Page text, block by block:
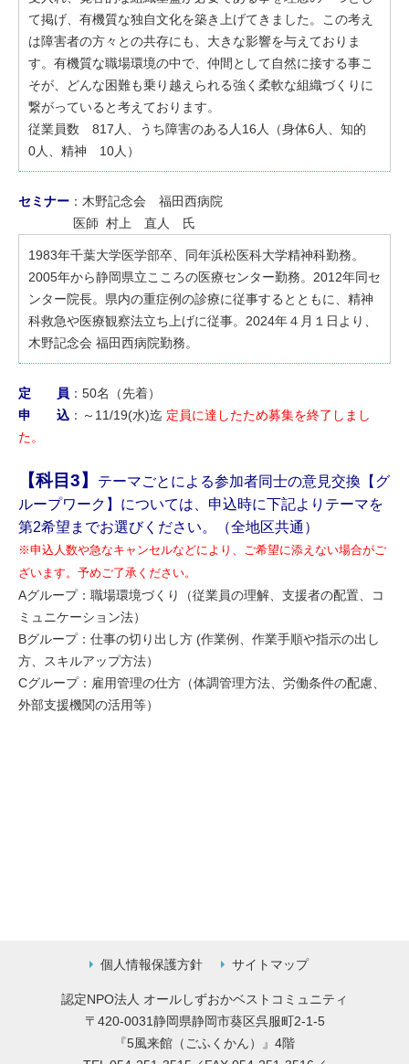
て掲げ、有機質な独自文化を築き上げてきました。この考え
は障害者の方々との共存にも、大きな影響を与えておりま
す。有機質な職場環境の中で、仲間として自然に接する事こ
そが、どんな困難も乗り越えられる強く柔軟な組織づくりに
繋がっていると考えております。
従業員数 817人、うち障害のある人16人（身体6人、知的
0人、精神 10人）
セミナー ：木野記念会 福田西病院
医師 村上 直人 氏
1983年千葉大学医学部卒、同年浜松医科大学精神科勤務。
2005年から静岡県立こころの医療センター勤務。2012年同セ
ンター院長。県内の重症例の診療に従事するとともに、精神
科救急や医療観察法立ち上げに従事。2024年４月１日より、
木野記念会 福田西病院勤務。
定 員 ：50名（先着）
申 込 ：～11/19(水)迄 定員に達したため募集を終了しまし
た。
【科目3】
テーマごとによる参加者同士の意見交換【グ
ループワーク】については、申込時に下記よりテーマを
第2希望までお選びください。（全地区共通）
※申込人数や急なキャンセルなどにより、ご希望に添えない場合がご
ざいます。予めご了承ください。
Aグループ：職場環境づくり（従業員の理解、支援者の配置、コ
ミュニケーション法）
Bグループ：仕事の切り出し方 (作業例、作業手順や指示の出し
方、スキルアップ方法）
Cグループ：雇用管理の仕方（体調管理方法、労働条件の配慮、
外部支援機関の活用等）
個人情報保護方針 サイトマップ
認定NPO法人 オールしずおかベストコミュニティ
〒420-0031静岡県静岡市葵区呉服町2-1-5
『5風来館（ごふくかん）』4階